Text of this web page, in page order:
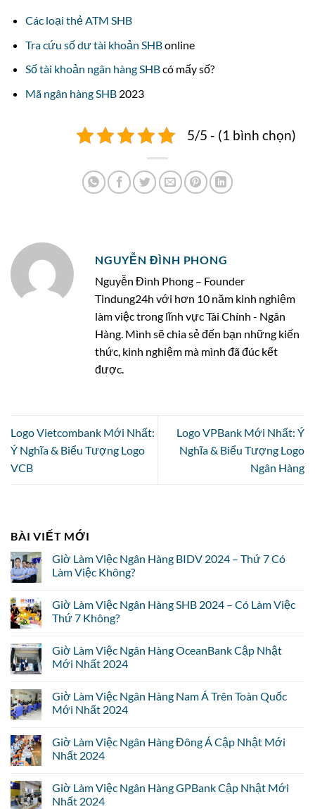
Các loại thẻ ATM SHB
Tra cứu số dư tài khoản SHBonline
Số tài khoản ngân hàng SHBcó mấy số?
Mã ngân hàng SHB2023
5/5 - (1 bình chọn)
NGUYỄN ĐÌNH PHONG
Nguyễn Đình Phong – Founder
Tindung24h với hơn 10 năm kinh nghiệm
làm việc trong lĩnh vực Tài Chính - Ngân
Hàng. Mình sẽ chia sẻ đến bạn những kiến
thức, kinh nghiệm mà mình đã đúc kết
được.
Logo Vietcombank Mới Nhất:
Ý Nghĩa & Biểu Tượng Logo
VCB
Logo VPBank Mới Nhất: Ý
Nghĩa & Biểu Tượng Logo
Ngân Hàng
BÀI VIẾT MỚI
Giờ Làm Việc Ngân Hàng BIDV 2024 – Thứ 7 Có
Làm Việc Không?
Giờ Làm Việc Ngân Hàng SHB 2024 – Có Làm Việc
Thứ 7 Không?
Giờ Làm Việc Ngân Hàng OceanBank Cập Nhật
Mới Nhất 2024
Giờ Làm Việc Ngân Hàng Nam Á Trên Toàn Quốc
Mới Nhất 2024
Giờ Làm Việc Ngân Hàng Đông Á Cập Nhật Mới
Nhất 2024
Giờ Làm Việc Ngân Hàng GPBank Cập Nhật Mới
Nhất 2024